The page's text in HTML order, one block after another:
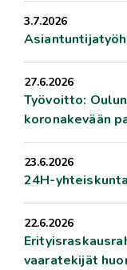
3.7.2026
27.6.2026
Työvoitto:
koronakevään
23.6.2026
24H-
22.6.2026
vaaratekijät